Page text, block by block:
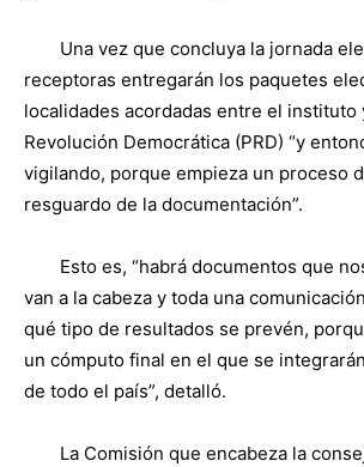
Una vez que concluya la jornada
receptoras entregarán los paquetes
localidades acordadas entre el instituto
Revolución Democrática (PRD) “y
vigilando, porque empieza un proceso
resguardo de la documentación”.
Esto es, “habrá documentos que
van a la cabeza y toda una
qué tipo de resultados se prevén,
un cómputo final en el que se
de todo el país”, detalló.
La Comisión que encabeza la